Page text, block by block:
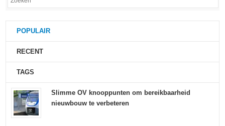
POPULAIR
RECENT
TAGS
Slimme OV knooppunten om bereikbaarheid
nieuwbouw te verbeteren